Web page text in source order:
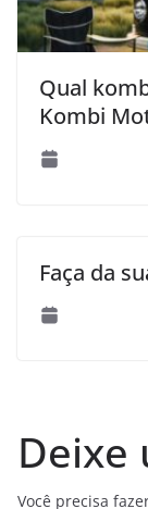
Qual
Kombi
Faça da
Deixe
Você precisa